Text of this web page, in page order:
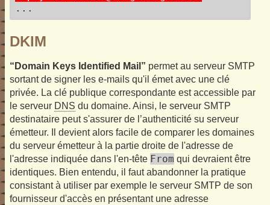
DKIM
“Domain Keys Identified Mail” permet au serveur SMTP
sortant de signer les e-mails qu'il émet avec une clé
privée. La clé publique correspondante est accessible par
le serveur DNS du domaine. Ainsi, le serveur SMTP
destinataire peut s'assurer de l’authenticité su serveur
émetteur. Il devient alors facile de comparer les domaines
du serveur émetteur à la partie droite de l'adresse de
l'adresse indiquée dans l'en-tête From qui devraient être
identiques. Bien entendu, il faut abandonner la pratique
consistant à utiliser par exemple le serveur SMTP de son
fournisseur d'accès en présentant une adresse